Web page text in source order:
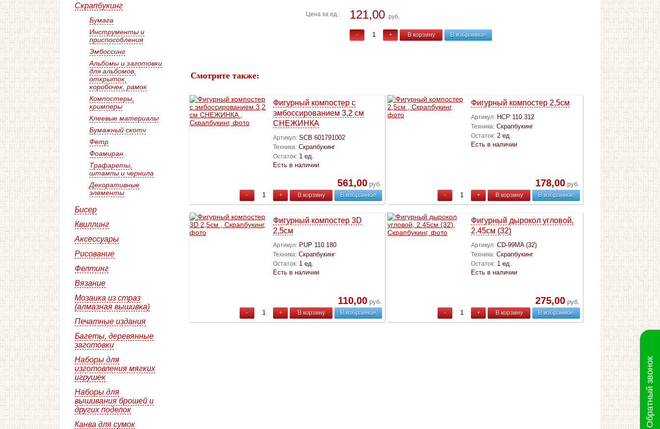
Скрапбукинг
Бумага
Инструменты и
приспособления
Эмбоссинг
Альбомы и заготовки
для альбомов,
открыток,
коробочек, рамок
Компостеры,
кримперы
Клеевые материалы
Бумажный скотч
Фетр
Фоамиран
Трафареты,
штампы и чернила
Декоративные
элементы
Бисер
Квиллинг
Аксессуары
Рисование
Фелтинг
Вязание
Мозаика из страз
(алмазная вышивка)
Печатные издания
Багеты, деревянные
заготовки
Наборы для
изготовления мягких
игрушек
Наборы для
вышивания брошей и
других поделок
Канва для сумок
Цена за ед.: 121,00 руб.
- + В корзину В избранное
Смотрите также:
Фигурный компостер с
эмбоссированием 3,2 см
СНЕЖИНКА
Артикул: SCB 601791002
Техника: Скрапбукинг
Остаток: 1 ед.
Есть в наличии
561,00 руб.
- + В корзину В избранное
Фигурный компостер 2,5см
Артикул: HCP 110.312
Техника: Скрапбукинг
Остаток: 2 ед.
Есть в наличии
178,00 руб.
- + В корзину В избранное
Фигурный компостер 3D
2,5см
Артикул: PUP 110.180
Техника: Скрапбукинг
Остаток: 1 ед.
Есть в наличии
110,00 руб.
- + В корзину В избранное
Фигурный дырокол угловой,
2.45cм (32)
Артикул: CD-99MA (32)
Техника: Скрапбукинг
Остаток: 1 ед.
Есть в наличии
275,00 руб.
- + В корзину В избранное
Обратный звонок